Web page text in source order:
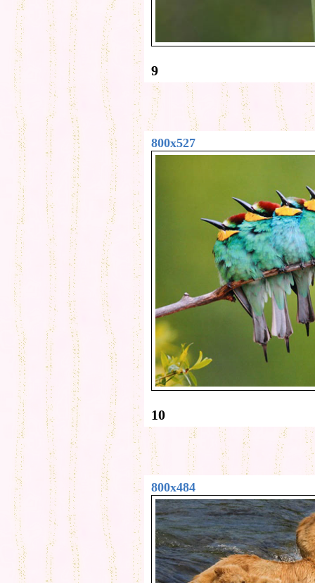
9
800x527
10
800x484